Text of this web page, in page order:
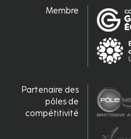
Membre
Partenaire des
pôles de
compétitivité